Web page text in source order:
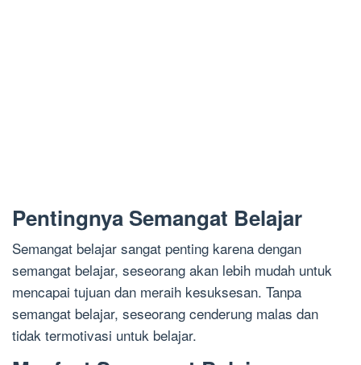
Pentingnya Semangat Belajar
Semangat belajar sangat penting karena dengan
semangat belajar, seseorang akan lebih mudah untuk
mencapai tujuan dan meraih kesuksesan. Tanpa
semangat belajar, seseorang cenderung malas dan
tidak termotivasi untuk belajar.